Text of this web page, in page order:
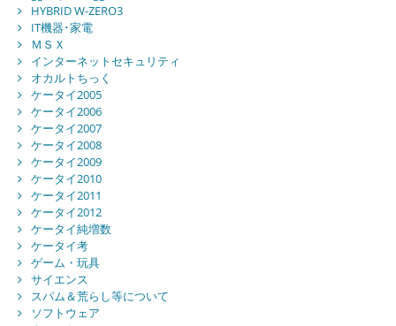
HYBRID W-ZERO3
IT機器･家電
ＭＳＸ
インターネットセキュリティ
オカルトちっく
ケータイ2005
ケータイ2006
ケータイ2007
ケータイ2008
ケータイ2009
ケータイ2010
ケータイ2011
ケータイ2012
ケータイ純増数
ケータイ考
ゲーム・玩具
サイエンス
スパム＆荒らし等について
ソフトウェア